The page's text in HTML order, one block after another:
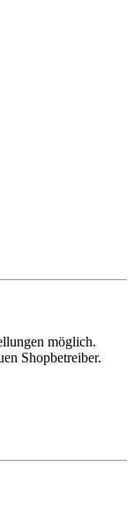
möglich.
Shopbetreiber.